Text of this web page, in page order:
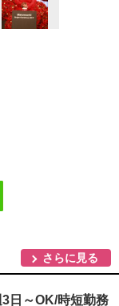
さらに見る
日～OK/時短勤務